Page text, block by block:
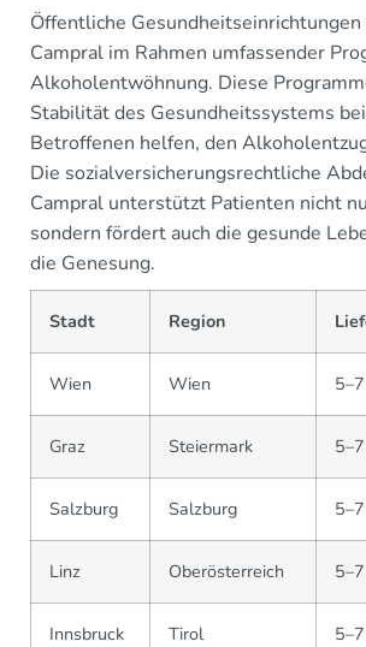
Öffentliche
Campral im Rahmen umfassender
Alkoholentwöhnung. Diese
Stabilität des Gesundheitssystems
Betroffenen helfen, den
Die sozialversicherungsrechtliche
Campral unterstützt Patienten nicht
sondern fördert auch die gesunde
die Genesung.
Stadt Region
Wien Wien
Graz Steiermark
Salzburg Salzburg
Linz Oberösterreich
Innsbruck Tirol